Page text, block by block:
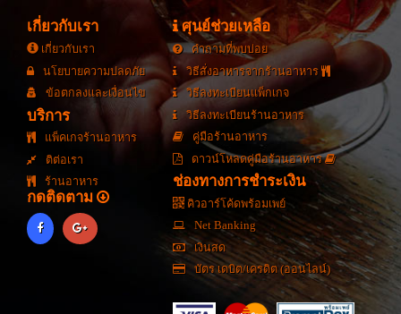
เกี่ยวกับเรา
เกี่ยวกับเรา
นโยบายความปลดภัย
ข้อตกลงและเงื่อนไข
บริการ
แพ็คเกจร้านอาหาร
ติต่อเรา
ร้านอาหาร
กดติดตาม
ศุนย์ช่วยเหลือ
คำถามที่พบบ่อย
วิธีสั่งอาหารจากร้านอาหาร
วิธีลงทะเบียนแพ็กเกจ
วิธีลงทะเบียนร้านอาหาร
คู่มือร้านอาหาร
ดาวน์โหลดคู่มือร้านอาหาร
ช่องทางการชำระเงิน
คิวอาร์โค้ดพร้อมเพย์
Net Banking
เงินสด
บัตร เดบิต/เครดิต (ออนไลน์)